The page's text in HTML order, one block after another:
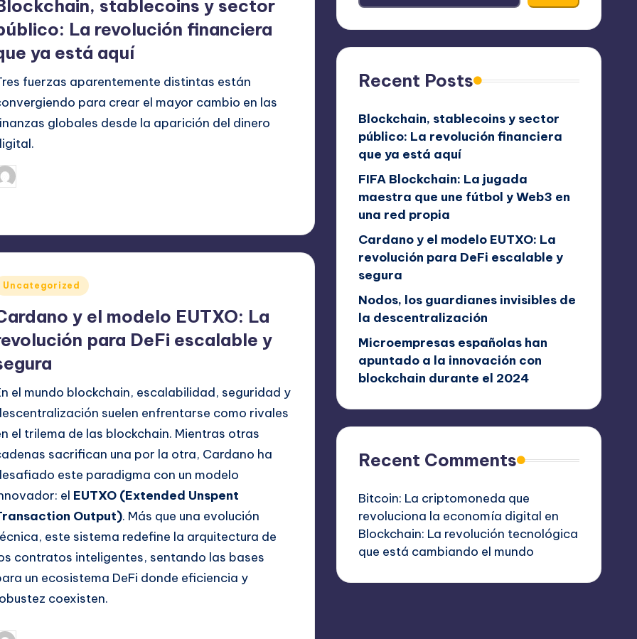
stablecoins y sector
La revolución financiera
ya está aquí
fuerzas aparentemente distintas están
para crear el mayor cambio en las
globales desde la aparición del dinero
Uncategorized
y el modelo EUTXO: La
para DeFi escalable y
el mundo blockchain, escalabilidad, seguridad y
suelen enfrentarse como rivales
el trilema de las blockchain. Mientras otras
sacrifican una por la otra, Cardano ha
este paradigma con un modelo
el EUTXO (Extended Unspent
Output). Más que una evolución
este sistema redefine la arquitectura de
contratos inteligentes, sentando las bases
un ecosistema DeFi donde eficiencia y
coexisten.
Recent Posts
Blockchain, stablecoins y sector
público: La revolución financiera
que ya está aquí
FIFA Blockchain: La jugada
maestra que une fútbol y Web3 en
una red propia
Cardano y el modelo EUTXO: La
revolución para DeFi escalable y
segura
Nodos, los guardianes invisibles de
la descentralización
Microempresas españolas han
apuntado a la innovación con
blockchain durante el 2024
Recent Comments
Bitcoin: La criptomoneda que
revoluciona la economía digital en
Blockchain: La revolución tecnológica
que está cambiando el mundo